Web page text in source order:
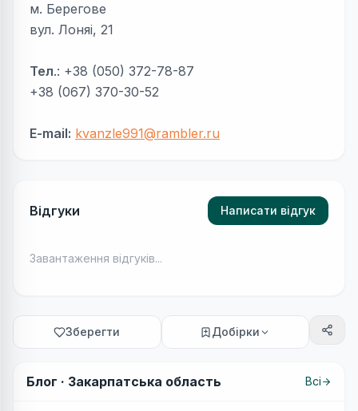
м. Берегове
вул. Лоняі, 21
Тел.: +38 (050) 372-78-87
+38 (067) 370-30-52
E-mail: kvanzle991@rambler.ru
Відгуки Написати відгук
Завантаження відгуків...
Зберегти Добірки
Блог · Закарпатська область Всі